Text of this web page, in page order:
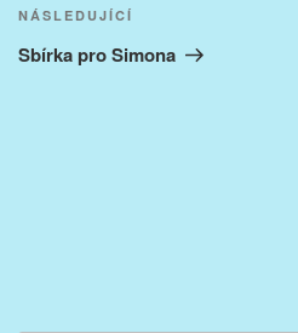
Následující
příspěvek
NÁSLEDUJÍCÍ
Sbírka pro Simona